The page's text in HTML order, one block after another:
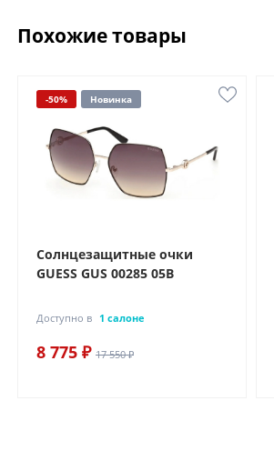
Похожие товары
-50% Новинка
Солнцезащитные очки
GUESS GUS 00285 05B
Доступно в 1 салоне
8 775 ₽ 17 550 ₽